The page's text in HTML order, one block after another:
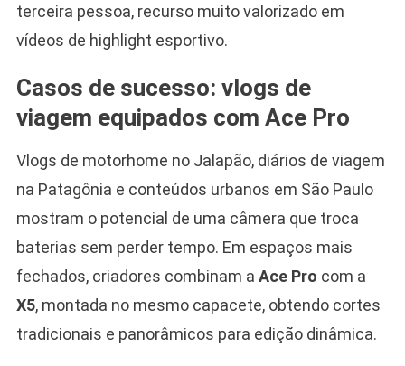
terceira pessoa, recurso muito valorizado em
vídeos de highlight esportivo.
Casos de sucesso: vlogs de
viagem equipados com Ace Pro
Vlogs de motorhome no Jalapão, diários de viagem
na Patagônia e conteúdos urbanos em São Paulo
mostram o potencial de uma câmera que troca
baterias sem perder tempo. Em espaços mais
fechados, criadores combinam a Ace Pro com a
X5, montada no mesmo capacete, obtendo cortes
tradicionais e panorâmicos para edição dinâmica.